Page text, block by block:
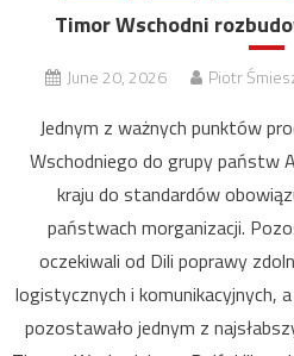
Timor Wschodni
June 20, 2026 Piotr
Jednym z ważnych punktów
Wschodniego do grupy państw
kraju do standardów
państwach morganizacji.
oczekiwali od Dili poprawy
logistycznych i komunikacyjnych,
pozostawało jednym z